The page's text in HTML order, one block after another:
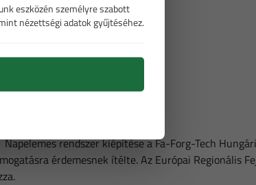
rendszer kiépítése a Fa-Forg-Tech
érdemesnek ítélte. Az Európai Regionális
eszközén személyre szabott
nézettségi adatok gyűjtéséhez.